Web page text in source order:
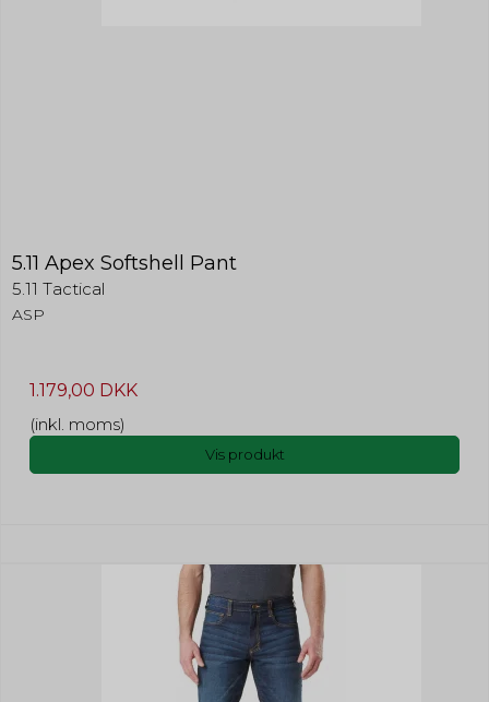
5.11 Apex Softshell Pant
5.11 Tactical
ASP
1.179,00 DKK
(inkl. moms)
Vis produkt